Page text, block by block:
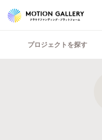
プロジェクトを探す